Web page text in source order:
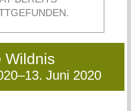
Wildnis
–13. Juni 2020